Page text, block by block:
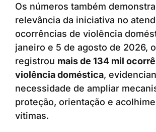
Os números também
relevância da iniciativa no
ocorrências de violência
janeiro e 5 de agosto de 2026,
registrou mais de 134 mil
violência doméstica,
necessidade de ampliar
proteção, orientação e
vítimas.